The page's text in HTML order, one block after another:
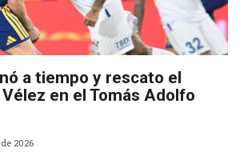
a tiempo y rescato el
en el Tomás Adolfo
2026